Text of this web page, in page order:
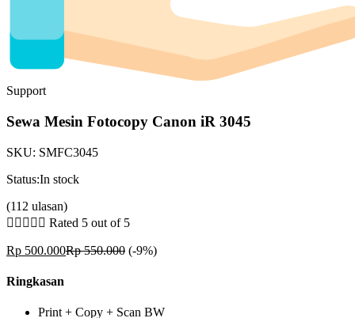
Support
Sewa Mesin Fotocopy Canon iR 3045
SKU: SMFC3045
Status:In stock
(112 ulasan)
     Rated 5 out of 5
Rp 500.000Rp550.000 (-9%)
Ringkasan
Print + Copy + Scan BW